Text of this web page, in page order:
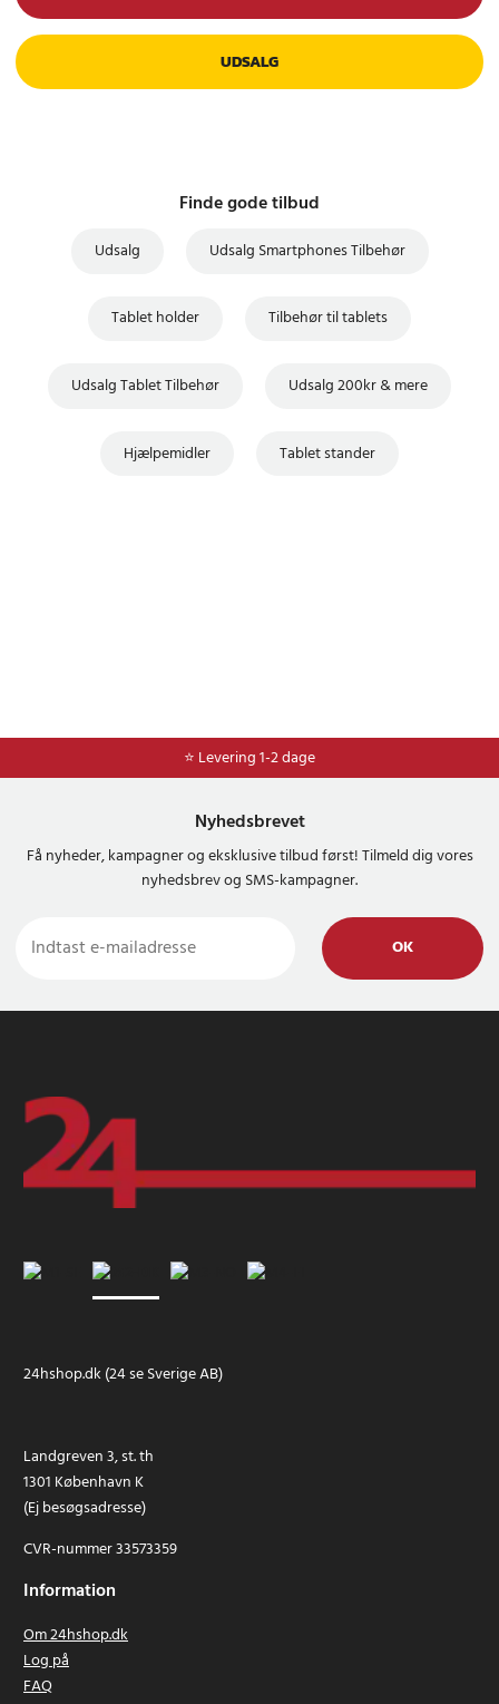
UDSALG
Finde gode tilbud
Udsalg Udsalg Smartphones Tilbehør
Tablet holder Tilbehør til tablets
Udsalg Tablet Tilbehør Udsalg 200kr & mere
Hjælpemidler Tablet stander
⭐ Levering 1-2 dage
Nyhedsbrevet
Få nyheder, kampagner og eksklusive tilbud først! Tilmeld dig vores
nyhedsbrev og SMS-kampagner.
OK
24hshop.dk (24 se Sverige AB)
Landgreven 3, st. th
1301 København K
(Ej besøgsadresse)
CVR-nummer 33573359
Information
Om 24hshop.dk
Log på
FAQ